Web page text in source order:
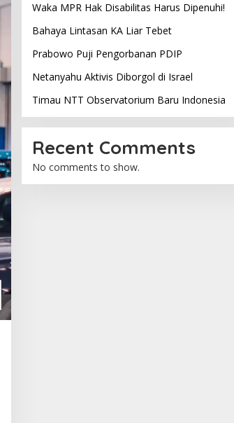
Waka MPR Hak Disabilitas Harus Dipenuhi!
Bahaya Lintasan KA Liar Tebet
Prabowo Puji Pengorbanan PDIP
Netanyahu Aktivis Diborgol di Israel
Timau NTT Observatorium Baru Indonesia
Recent Comments
No comments to show.